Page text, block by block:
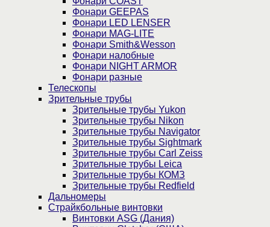
Фонари GEEPAS
Фонари LED LENSER
Фонари MAG-LITE
Фонари Smith&Wesson
Фонари налобные
Фонари NIGHT ARMOR
Фонари разные
Телескопы
Зрительные трубы
Зрительные трубы Yukon
Зрительные трубы Nikon
Зрительные трубы Navigator
Зрительные трубы Sightmark
Зрительные трубы Carl Zeiss
Зрительные трубы Leica
Зрительные трубы КОМЗ
Зрительные трубы Redfield
Дальномеры
Страйкбольные винтовки
Винтовки ASG (Дания)